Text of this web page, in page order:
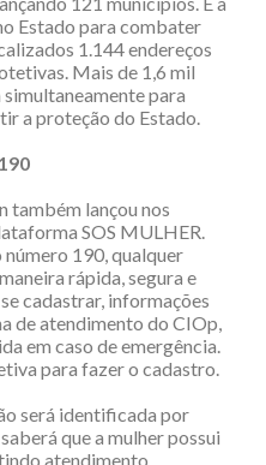
Estado para combater
1.144 endereços
Mais de 1,6 mil
para
a proteção do Estado.
também lançou nos
SOS MULHER.
190, qualquer
rápida, segura e
cadastrar, informações
de atendimento do CIOp,
em caso de emergência.
para fazer o cadastro.
será identificada por
que a mulher possui
atendimento